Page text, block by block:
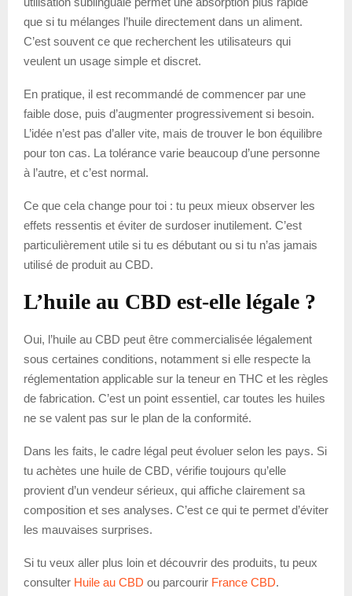
que si tu mélanges l’huile directement dans un aliment.
C’est souvent ce que recherchent les utilisateurs qui
veulent un usage simple et discret.
En pratique, il est recommandé de commencer par une
faible dose, puis d’augmenter progressivement si besoin.
L’idée n’est pas d’aller vite, mais de trouver le bon équilibre
pour ton cas. La tolérance varie beaucoup d’une personne
à l’autre, et c’est normal.
Ce que cela change pour toi : tu peux mieux observer les
effets ressentis et éviter de surdoser inutilement. C’est
particulièrement utile si tu es débutant ou si tu n’as jamais
utilisé de produit au CBD.
L’huile au CBD est-elle légale ?
Oui, l’huile au CBD peut être commercialisée légalement
sous certaines conditions, notamment si elle respecte la
réglementation applicable sur la teneur en THC et les règles
de fabrication. C’est un point essentiel, car toutes les huiles
ne se valent pas sur le plan de la conformité.
Dans les faits, le cadre légal peut évoluer selon les pays. Si
tu achètes une huile de CBD, vérifie toujours qu’elle
provient d’un vendeur sérieux, qui affiche clairement sa
composition et ses analyses. C’est ce qui te permet d’éviter
les mauvaises surprises.
Si tu veux aller plus loin et découvrir des produits, tu peux
consulter Huile au CBD ou parcourir France CBD.